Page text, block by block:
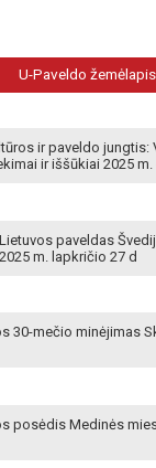
U-Paveldo žemėlapis
ir paveldo jungtis:
ir iššūkiai 2025
paveldas
m. lapkričio 27 d
30-mečio minėjimas
posėdis Medinės